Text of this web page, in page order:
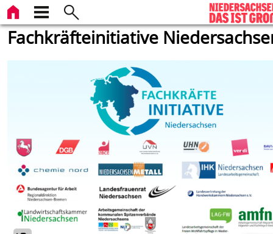
Fachkräfteinitiative